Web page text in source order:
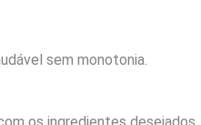
sem monotonia.
os ingredientes desejados